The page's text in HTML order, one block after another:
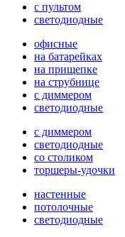
с пультом
светодиодные
офисные
на батарейках
на прищепке
на струбнице
с диммером
светодиодные
с диммером
светодиодные
со столиком
торшеры-удочки
настенные
потолочные
светодиодные